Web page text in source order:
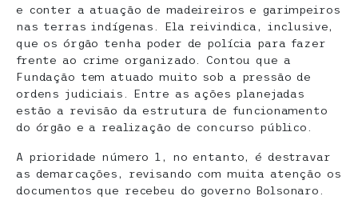
e conter a atuação de madeireiros e garimpeiros
nas terras indígenas. Ela reivindica, inclusive,
que os órgão tenha poder de polícia para fazer
frente ao crime organizado. Contou que a
Fundação tem atuado muito sob a pressão de
ordens judiciais. Entre as ações planejadas
estão a revisão da estrutura de funcionamento
do órgão e a realização de concurso público.
A prioridade número 1, no entanto, é destravar
as demarcações, revisando com muita atenção os
documentos que recebeu do governo Bolsonaro.